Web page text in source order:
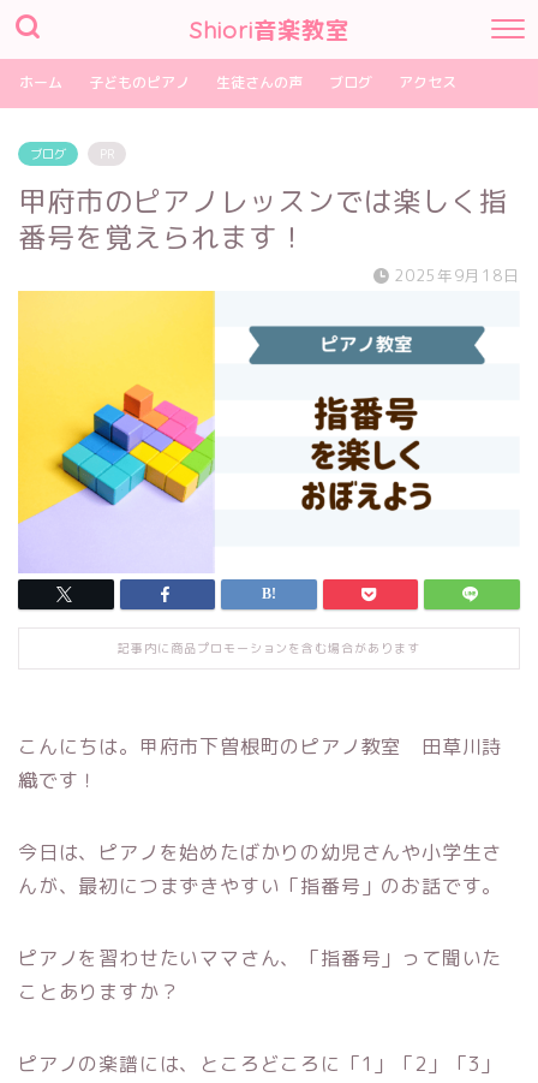
Shiori音楽教室
ホーム 子どものピアノ 生徒さんの声 ブログ アクセス
ブログ PR
甲府市のピアノレッスンでは楽しく指
番号を覚えられます！
2025年9月18日
記事内に商品プロモーションを含む場合があります
こんにちは。甲府市下曽根町のピアノ教室 田草川詩
織です！
今日は、ピアノを始めたばかりの幼児さんや小学生さ
んが、最初につまずきやすい「指番号」のお話です。
ピアノを習わせたいママさん、「指番号」って聞いた
ことありますか？
ピアノの楽譜には、ところどころに「1」「2」「3」